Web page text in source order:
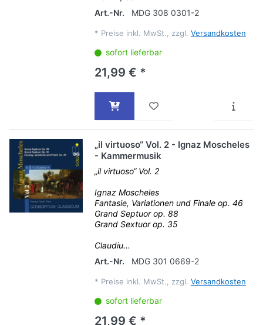
Art.-Nr.
MDG 308 0301-2
* Preise inkl. MwSt., zzgl. Versandkosten
sofort lieferbar
21,99 € *
„il virtuoso“ Vol. 2 - Ignaz Moscheles
- Kammermusik
„il virtuoso“ Vol. 2
Ignaz Moscheles
Fantasie, Variationen und Finale op. 46
Grand Septuor op. 88
Grand Sextuor op. 35
Claudiu...
Art.-Nr.
MDG 301 0669-2
* Preise inkl. MwSt., zzgl. Versandkosten
sofort lieferbar
21,99 € *